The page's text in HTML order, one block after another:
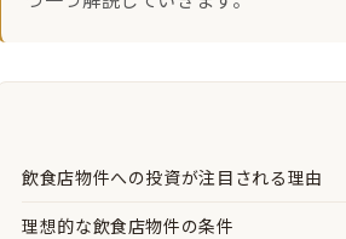
飲食店物件への投資が注目される理由
理想的な飲食店物件の条件